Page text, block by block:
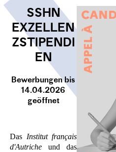
O
SSHN
EXZELLEN
ZSTIPENDI
EN
Bewerbungen bis
14.04.2026
geöffnet
Das Institut français
d'Autriche und das